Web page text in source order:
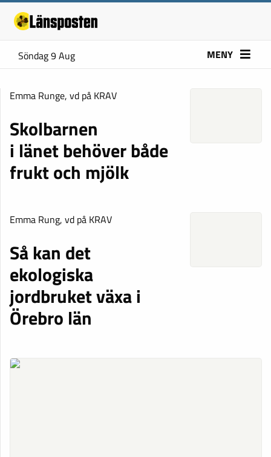
Söndag 9 Aug MENY
Emma Runge, vd på KRAV
Skolbarnen
i länet behöver både
frukt och mjölk
Emma Rung, vd på KRAV
Så kan det
ekologiska
jordbruket växa i
Örebro län